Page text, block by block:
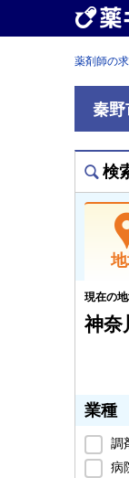
薬剤師の
秦野
検
現在の
神奈
業種
調
病